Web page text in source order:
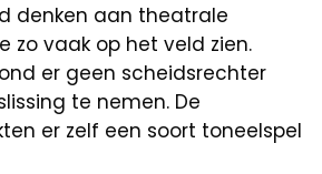
denken aan theatrale
zo vaak op het veld zien.
er geen scheidsrechter
te nemen. De
er zelf een soort toneelspel